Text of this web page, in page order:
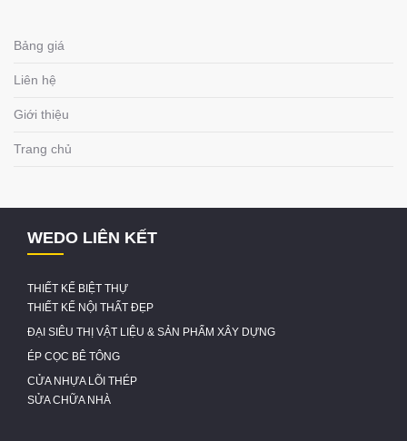
Bảng giá
Liên hệ
Giới thiệu
Trang chủ
WEDO LIÊN KẾT
THIẾT KẾ BIỆT THỰ
THIẾT KẾ NỘI THẤT ĐẸP
ĐẠI SIÊU THỊ VẬT LIỆU & SẢN PHẨM XÂY DỰNG
ÉP CỌC BÊ TÔNG
CỬA NHỰA LÕI THÉP
SỬA CHỮA NHÀ